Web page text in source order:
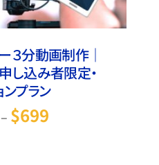
３分動画制作｜
し込み者限定・
プラン
– $699価格帯: